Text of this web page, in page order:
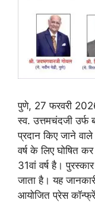
पुणे, 27 फरवरी 2026।
स्व. उत्तमचंदजी उर्फ
प्रदान किए जाने वाले
वर्ष के लिए घोषित
31वां वर्ष है।
जाता है। यह
आयोजित प्रेस